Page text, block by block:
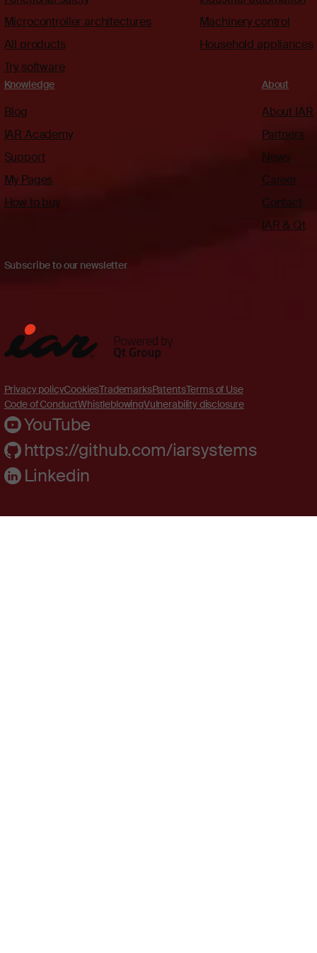
Microcontroller architectures
All products
Try software
Machinery control
Household appliances
Knowledge
Blog
IAR Academy
Support
My Pages
How to buy
About
About IAR
Partners
News
Career
Contact
IAR & Qt
Subscribe to our newsletter
Privacy policyCookiesTrademarksPatentsTerms of Use
Code of ConductWhistleblowingVulnerability disclosure
YouTube
https://github.com/iarsystems
Linkedin